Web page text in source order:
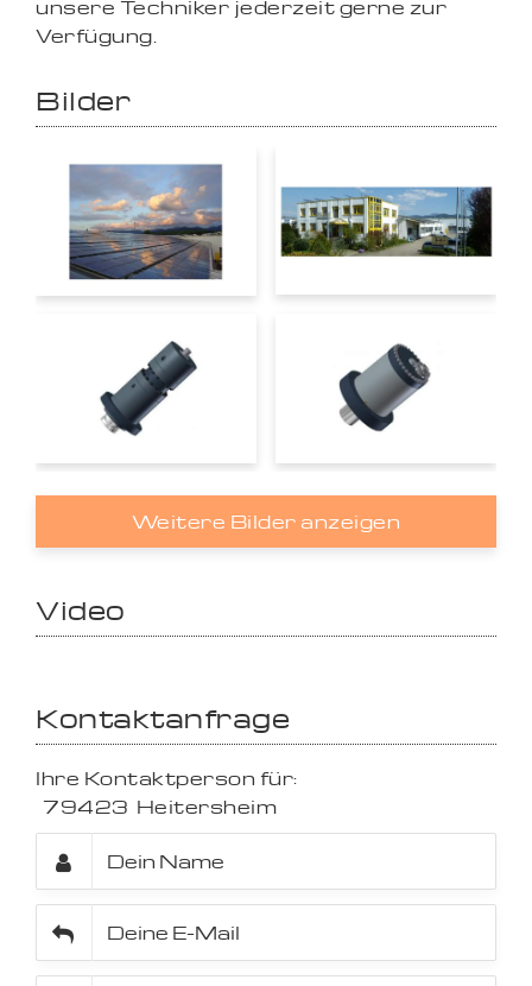
unsere Techniker jederzeit gerne zur
Verfügung.
Bilder
Weitere Bilder anzeigen
Video
Kontaktanfrage
Ihre Kontaktperson für:
79423 Heitersheim